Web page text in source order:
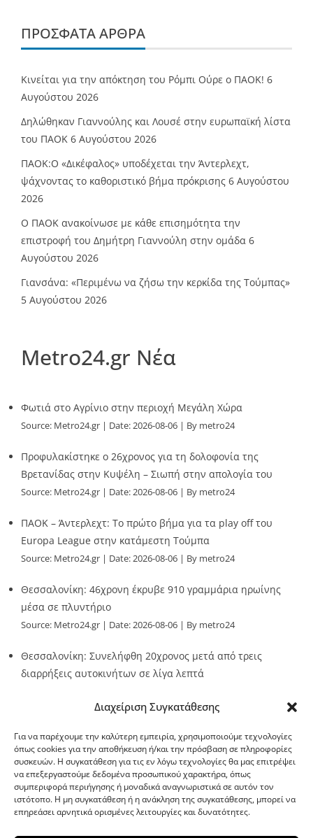
Διαχείριση Συγκατάθεσης
Για να παρέχουμε την καλύτερη εμπειρία, χρησιμοποιούμε τεχνολογίες
όπως cookies για την αποθήκευση ή/και την πρόσβαση σε πληροφορίες
συσκευών. Η συγκατάθεση για τις εν λόγω τεχνολογίες θα μας επιτρέψει
να επεξεργαστούμε δεδομένα προσωπικού χαρακτήρα, όπως
συμπεριφορά περιήγησης ή μοναδικά αναγνωριστικά σε αυτόν τον
ιστότοπο. Η μη συγκατάθεση ή η ανάκληση της συγκατάθεσης, μπορεί να
επηρεάσει αρνητικά ορισμένες λειτουργίες και δυνατότητες.
ΠΡΌΣΦΑΤΑ ΆΡΘΡΑ
Κινείται για την απόκτηση του Ρόμπι Ούρε ο ΠΑΟΚ! 6
Αυγούστου 2026
Δηλώθηκαν Γιαννούλης και Λουσέ στην ευρωπαϊκή λίστα
του ΠΑΟΚ 6 Αυγούστου 2026
ΠΑΟΚ:Ο «Δικέφαλος» υποδέχεται την Άντερλεχτ,
ψάχνοντας το καθοριστικό βήμα πρόκρισης 6 Αυγούστου
2026
Ο ΠΑΟΚ ανακοίνωσε με κάθε επισημότητα την
επιστροφή του Δημήτρη Γιαννούλη στην ομάδα 6
Αυγούστου 2026
Γιανσάνα: «Περιμένω να ζήσω την κερκίδα της Τούμπας»
5 Αυγούστου 2026
Metro24.gr Νέα
Φωτιά στο Αγρίνιο στην περιοχή Μεγάλη Χώρα
Source: Metro24.gr Date: 2026-08-06 By metro24
Προφυλακίστηκε ο 26χρονος για τη δολοφονία της
Βρετανίδας στην Κυψέλη – Σιωπή στην απολογία του
Source: Metro24.gr Date: 2026-08-06 By metro24
ΠΑΟΚ – Άντερλεχτ: Το πρώτο βήμα για τα play off του
Europa League στην κατάμεστη Τούμπα
Source: Metro24.gr Date: 2026-08-06 By metro24
Θεσσαλονίκη: 46χρονη έκρυβε 910 γραμμάρια ηρωίνης
μέσα σε πλυντήριο
Source: Metro24.gr Date: 2026-08-06 By metro24
Θεσσαλονίκη: Συνελήφθη 20χρονος μετά από τρεις
διαρρήξεις αυτοκινήτων σε λίγα λεπτά
G-point.gr